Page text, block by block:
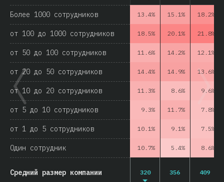
Более 1000 сотрудников 13.4% 15.1% 18.2%
от 100 до 1000 сотрудников 18.5% 20.1% 21.8%
от 50 до 100 сотрудников 11.6% 14.2% 12.1%
от 20 до 50 сотрудников 14.4% 14.9% 13.6%
от 10 до 20 сотрудников 11.3% 8.6% 9.6%
от 5 до 10 сотрудников 9.3% 11.7% 7.8%
от 1 до 5 сотрудников 10.1% 9.1% 7.5%
Один сотрудник 10.7% 5.4% 8.6%
Средний размер компании 320 356 409